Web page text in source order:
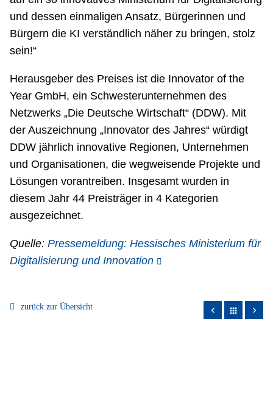
und dessen einmaligen Ansatz, Bürgerinnen und
Bürgern die KI verständlich näher zu bringen, stolz
sein!“
Herausgeber des Preises ist die Innovator of the
Year GmbH, ein Schwesterunternehmen des
Netzwerks „Die Deutsche Wirtschaft“ (DDW). Mit
der Auszeichnung „Innovator des Jahres“ würdigt
DDW jährlich innovative Regionen, Unternehmen
und Organisationen, die wegweisende Projekte und
Lösungen vorantreiben. Insgesamt wurden in
diesem Jahr 44 Preisträger in 4 Kategorien
ausgezeichnet.
Quelle: Pressemeldung: Hessisches Ministerium für
Digitalisierung und Innovation
zurück zur Übersicht apps